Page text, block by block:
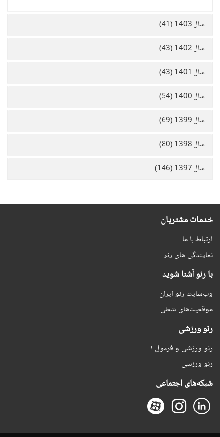
سال 1403 (41)
سال 1402 (43)
سال 1401 (43)
سال 1400 (54)
سال 1399 (69)
سال 1398 (80)
سال 1397 (146)
خدمات مشتریان
ارتباط با ما
نمایندگی های رنو
با رنو آشنا شوید
وب‌سایت رنو ایران
موقعیت‌های شغلی
رنو ورزشی
رنو ورزشی و فرمول ۱
رنو ورزشی
شبکه‌های اجتماعی